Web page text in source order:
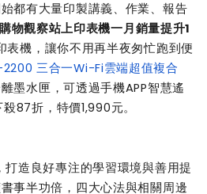
都有大量印製講義、作業、報告
觀察站上印表機一月銷量提升1
表機，讓你不用再半夜匆忙跑到便
2200 三合一Wi-Fi雲端超值複合
墨水匣，可透過手機APP智慧遙
87折，特價1,990元。
造良好專注的學習環境與善用提
事半功倍，四大心法與相關周邊